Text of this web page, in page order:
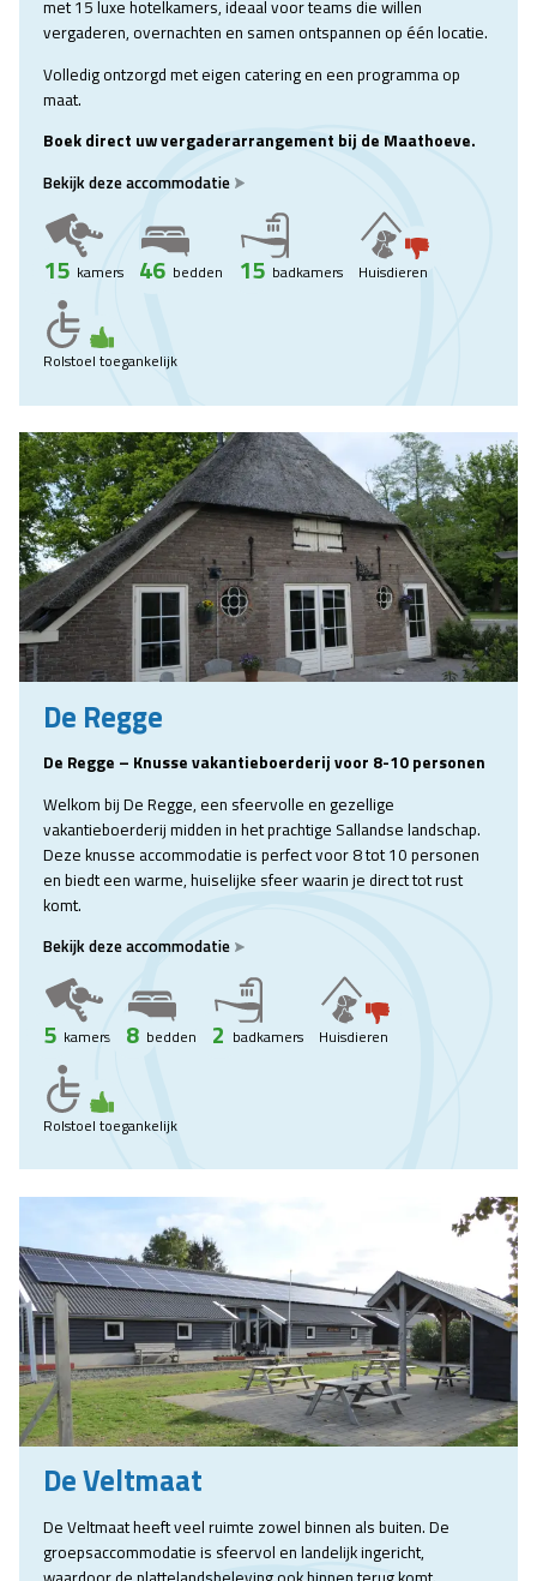
met 15 luxe hotelkamers, ideaal voor teams die willen
vergaderen, overnachten en samen ontspannen op één locatie.
Volledig ontzorgd met eigen catering en een programma op
maat.
Boek direct uw vergaderarrangement bij de Maathoeve.
Bekijk deze accommodatie
15 kamers 46 bedden 15 badkamers Huisdieren
Rolstoel toegankelijk
De Regge
De Regge – Knusse vakantieboerderij voor 8-10 personen
Welkom bij De Regge, een sfeervolle en gezellige
vakantieboerderij midden in het prachtige Sallandse landschap.
Deze knusse accommodatie is perfect voor 8 tot 10 personen
en biedt een warme, huiselijke sfeer waarin je direct tot rust
komt.
Bekijk deze accommodatie
5 kamers 8 bedden 2 badkamers Huisdieren
Rolstoel toegankelijk
De Veltmaat
De Veltmaat heeft veel ruimte zowel binnen als buiten. De
groepsaccommodatie is sfeervol en landelijk ingericht,